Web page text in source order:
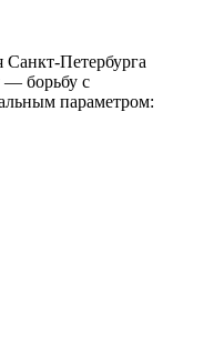
Санкт-Петербурга
— борьбу с
параметром: